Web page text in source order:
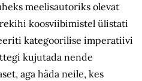
meelisautoriks olevat
koosviibimistel ülistati
kategoorilise imperatiivi
kujutada nende
aga häda neile, kes